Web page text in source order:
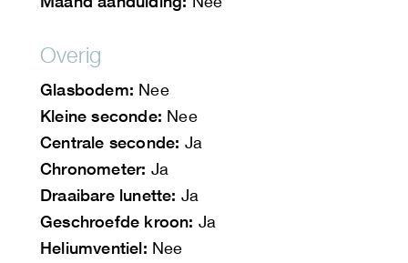
Overig
Glasbodem: Nee
Kleine seconde: Nee
Centrale seconde: Ja
Chronometer: Ja
Draaibare lunette: Ja
Geschroefde kroon: Ja
Heliumventiel: Nee